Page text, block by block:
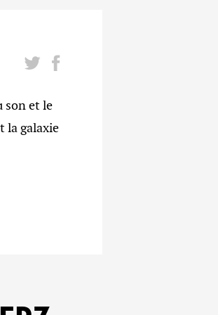
son et le
la galaxie